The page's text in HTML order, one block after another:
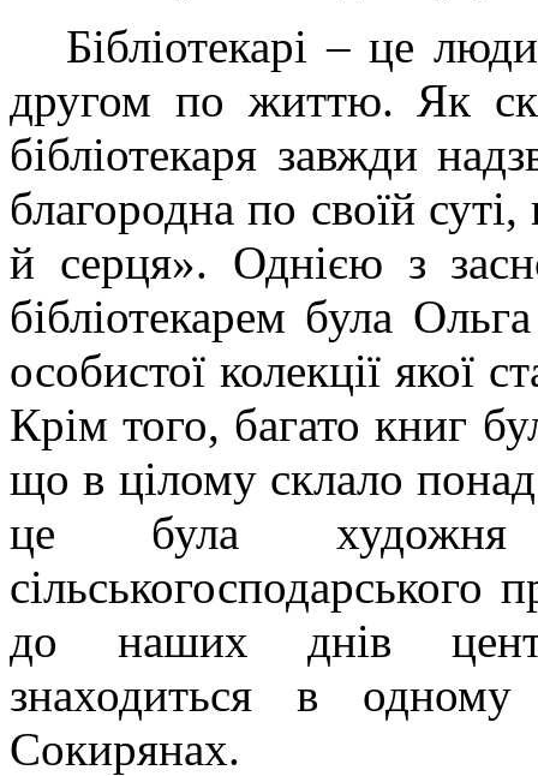
Бібліотекарі – це
другом по життю. Як
бібліотекаря завжди
благородна по своїй
й серця». Однією з
бібліотекарем була
особистої колекції якої
Крім того, багато книг
що в цілому склало
це була художня
сільськогосподарського
до наших днів
знаходиться в
Сокирянах.